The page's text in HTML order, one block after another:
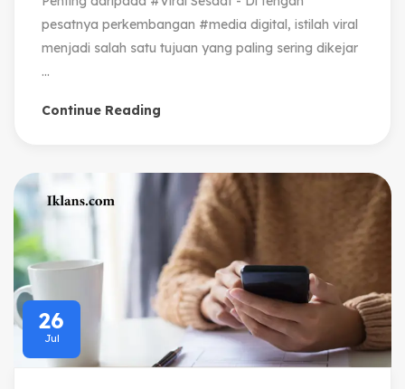
pesatnya perkembangan #media digital, istilah viral
menjadi salah satu tujuan yang paling sering dikejar
...
Continue Reading
26
Jul